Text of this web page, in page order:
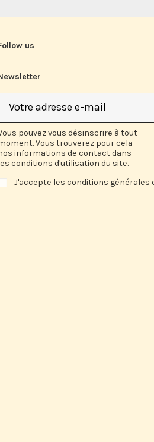
us
pouvez vous désinscrire à tout
Vous trouverez pour cela
informations de contact dans
conditions d'utilisation du site.
J'accepte les conditions